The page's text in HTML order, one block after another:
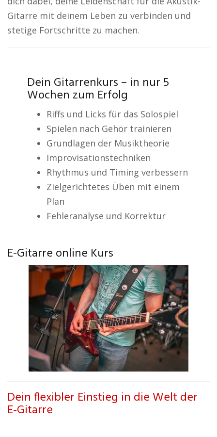
Gitarre mit deinem Leben zu verbinden und
stetige Fortschritte zu machen.
Dein Gitarrenkurs – in nur 5
Wochen zum Erfolg
Riffs und Licks für das Solospiel
Spielen nach Gehör trainieren
Grundlagen der Musiktheorie
Improvisationstechniken
Rhythmus und Timing verbessern
Zielgerichtetes Üben mit einem
Plan
Fehleranalyse und Korrektur
E-Gitarre online Kurs
Dein flexibler Einstieg in die Welt der
E-Gitarre